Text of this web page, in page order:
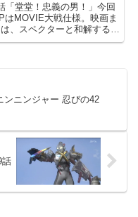
「堂堂！忠義の男！」今回
はMOVIE大戦仕様。映画ま
、スペクターと和解するの
剛とチェイス、奇跡の再
ンニンジャー 忍びの42
話